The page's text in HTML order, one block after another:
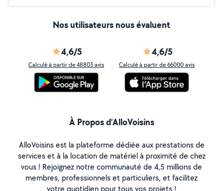
Nos utilisateurs nous évaluent
4,6/5
Calculé à partir de 48803 avis
4,6/5
Calculé à partir de 66000 avis
À Propos d’AlloVoisins
AlloVoisins est la plateforme dédiée aux prestations de
services et à la location de matériel à proximité de chez
vous ! Rejoignez notre communauté de 4,5 millions de
membres, professionnels et particuliers, et facilitez
votre quotidien pour tous vos projets !